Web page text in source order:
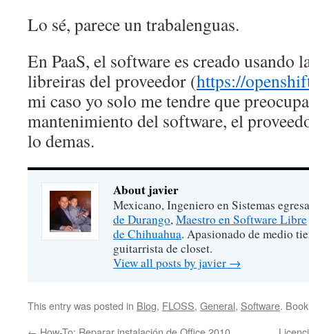
Lo sé, parece un trabalenguas.
En PaaS, el software es creado usando
libreiras del proveedor (https://
mi caso yo solo me tendre que
mantenimiento del software, el
lo demas.
About javier
Mexicano, Ingeniero en Sistemas
de Durango,Maestro en Software Libre
de Chihuahua. Apasionado de medio
guitarrista de closet.
View all posts by javier →
This entry was posted in Blog, FLOSS, General, Software.